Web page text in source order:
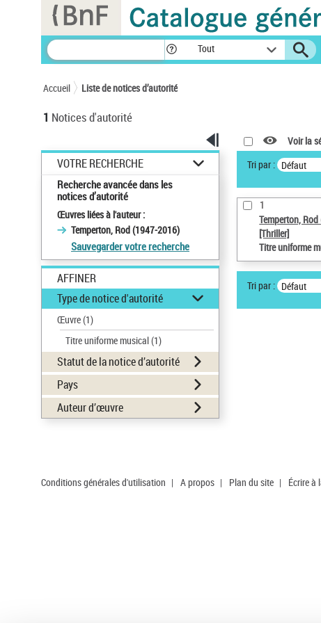
Tout
Accueil Liste de notices d’autorité
1 Notices d'autorité
VOTRE RECHERCHE
Recherche avancée dans les
notices d’autorité
Œuvres liées à l'auteur :
Temperton, Rod (1947-2016)
Sauvegarder votre recherche
AFFINER
Type de notice d'autorité
Œuvre(1)
Titre uniforme musical(1)
Statut de la notice d’autorité
Pays
Auteur d’œuvre
Voir la
Tri par : Défaut
1
Temperton,
[Thriller]
Titre uniforme
Tri par : Défaut
Conditions générales d'utilisation | A propos | Plan du site | Écrire à
Panneau de gestion des cookies